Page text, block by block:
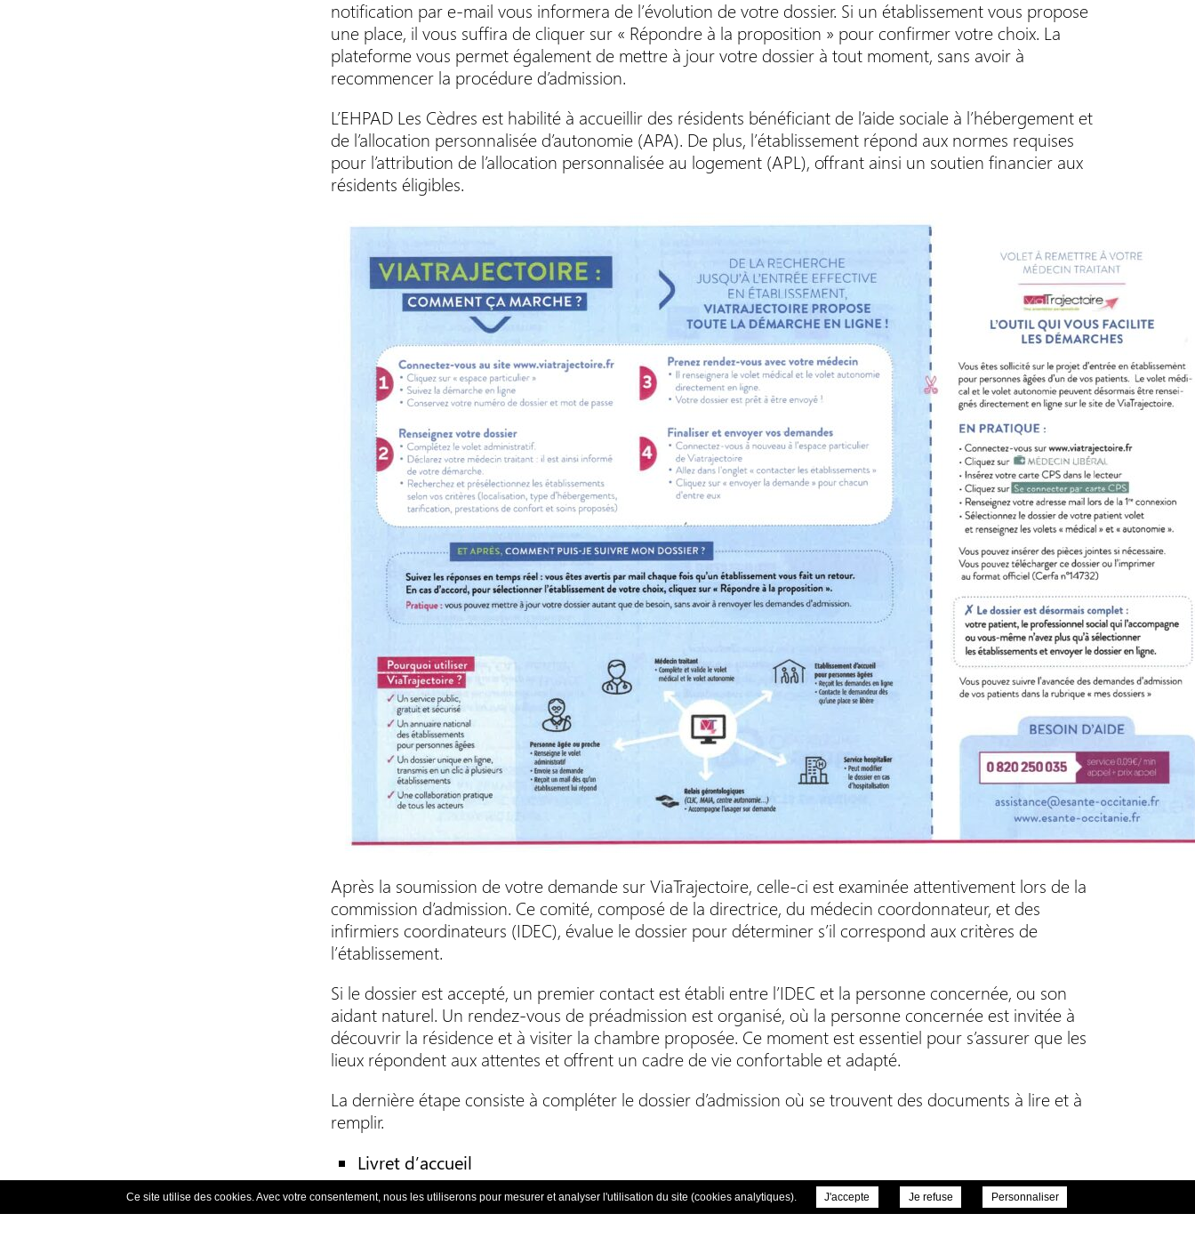
RESIDENCE
notification par e-mail vous informera de l’évolution de votre dossier. Si un établissement vous propose
une place, il vous suffira de cliquer sur « Répondre à la proposition » pour confirmer votre choix. La
plateforme vous permet également de mettre à jour votre dossier à tout moment, sans avoir à
recommencer la procédure d’admission.
L’EHPAD Les Cèdres est habilité à accueillir des résidents bénéficiant de l’aide sociale à l’hébergement et
de l’allocation personnalisée d’autonomie (APA). De plus, l’établissement répond aux normes requises
pour l’attribution de l’allocation personnalisée au logement (APL), offrant ainsi un soutien financier aux
résidents éligibles.
Après la soumission de votre demande sur ViaTrajectoire, celle-ci est examinée attentivement lors de la
commission d’admission. Ce comité, composé de la directrice, du médecin coordonnateur, et des
infirmiers coordinateurs (IDEC), évalue le dossier pour déterminer s’il correspond aux critères de
l’établissement.
Si le dossier est accepté, un premier contact est établi entre l’IDEC et la personne concernée, ou son
aidant naturel. Un rendez-vous de préadmission est organisé, où la personne concernée est invitée à
découvrir la résidence et à visiter la chambre proposée. Ce moment est essentiel pour s’assurer que les
lieux répondent aux attentes et offrent un cadre de vie confortable et adapté.
La dernière étape consiste à compléter le dossier d’admission où se trouvent des documents à lire et à
remplir.
Livret d’accueil
Contrat de séjour et tarifs
Ce site utilise des cookies. Avec votre consentement, nous les utiliserons pour mesurer et analyser l'utilisation du site (cookies analytiques). J'accepte Je refuse Personnaliser